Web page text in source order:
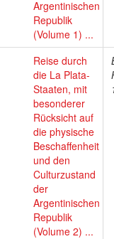
Argentinischen
Republik
(Volume 1) ...
Reise durch
die La Plata-
Staaten, mit
besonderer
Rücksicht auf
die physische
Beschaffenheit
und den
Culturzustand
der
Argentinischen
Republik
(Volume 2) ...